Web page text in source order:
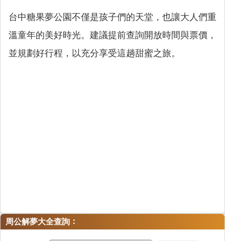
台中糖果夢公園不僅是孩子們的天堂，也讓大人們重
溫童年的美好時光。建議提前查詢開放時間與票價，
並規劃好行程，以充分享受這趟甜蜜之旅。
周公解夢大全查詢 ：